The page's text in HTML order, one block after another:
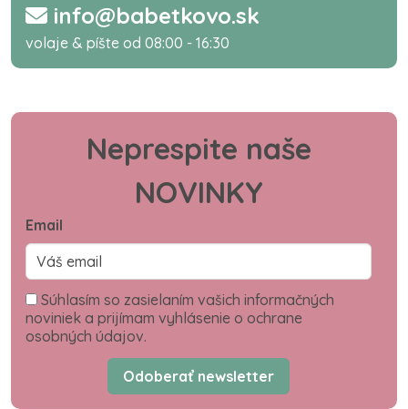
info@babetkovo.sk
volaje & píšte od 08:00 - 16:30
Neprespite naše
NOVINKY
Email
Súhlasím so zasielaním vašich informačných
noviniek a prijímam vyhlásenie o ochrane
osobných údajov.
Odoberať newsletter